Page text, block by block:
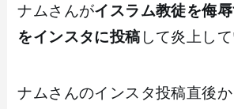
ナムさんがイスラム教徒を侮
をインスタに投稿 して炎上して
ナムさんのインスタ投稿直後